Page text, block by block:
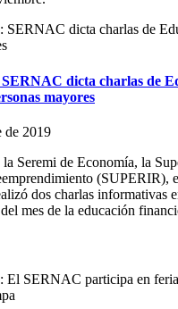
dicta charlas de
mayores
de 2019
Seremi de Economía, la
(SUPERIR),
dos charlas informativas
mes de la educación